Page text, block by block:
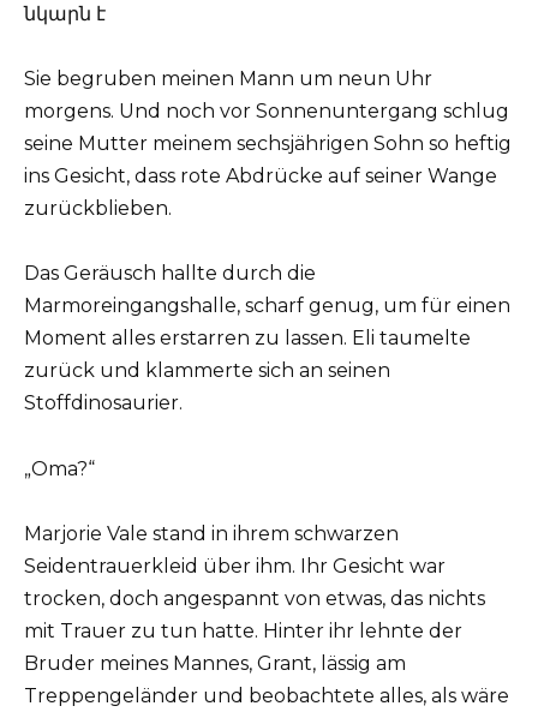
Sie begruben meinen Mann um neun Uhr
morgens. Und noch vor Sonnenuntergang schlug
seine Mutter meinem sechsjährigen Sohn so heftig
ins Gesicht, dass rote Abdrücke auf seiner Wange
zurückblieben.
Das Geräusch hallte durch die
Marmoreingangshalle, scharf genug, um für einen
Moment alles erstarren zu lassen. Eli taumelte
zurück und klammerte sich an seinen
Stoffdinosaurier.
„Oma?“
Marjorie Vale stand in ihrem schwarzen
Seidentrauerkleid über ihm. Ihr Gesicht war
trocken, doch angespannt von etwas, das nichts
mit Trauer zu tun hatte. Hinter ihr lehnte der
Bruder meines Mannes, Grant, lässig am
Treppengeländer und beobachtete alles, als wäre